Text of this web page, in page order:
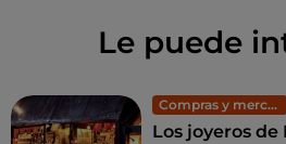
Le puede
Compras y mercadillos
Los joyeros de